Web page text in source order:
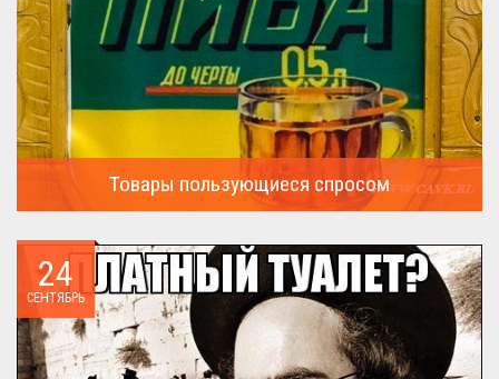
Товары пользующиеся спросом
24
СЕНТЯБРЬ